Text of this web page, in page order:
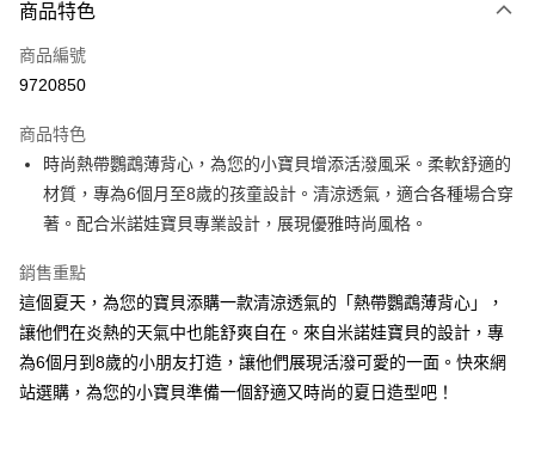
信用卡一次付款
LINE Pay
街口支付
悠遊付
運送方式
宅配
每筆NT$80，滿NT$500(含以上)免運費
商品特色
商品編號
9720850
商品特色
時尚熱帶鸚鵡薄背心，為您的小寶貝增添活潑風采。柔軟舒適的
材質，專為6個月至8歲的孩童設計。清涼透氣，適合各種場合穿
著。配合米諾娃寶貝專業設計，展現優雅時尚風格。
銷售重點
這個夏天，為您的寶貝添購一款清涼透氣的「熱帶鸚鵡薄背心」，
讓他們在炎熱的天氣中也能舒爽自在。來自米諾娃寶貝的設計，專
為6個月到8歲的小朋友打造，讓他們展現活潑可愛的一面。快來網
站選購，為您的小寶貝準備一個舒適又時尚的夏日造型吧！